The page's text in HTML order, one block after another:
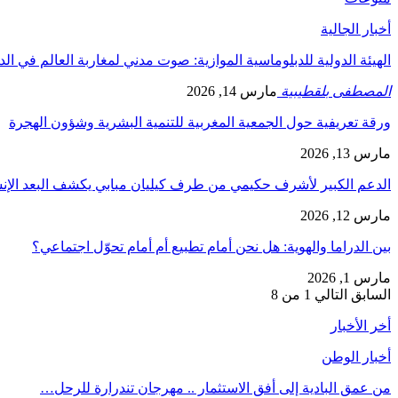
أخبار الجالية
الهيئة الدولية للدبلوماسية الموازية: صوت مدني لمغاربة العالم في
المصطفى بلقطيبية مارس 14, 2026
ورقة تعريفية حول الجمعية المغربية للتنمية البشرية وشؤون الهجرة
مارس 13, 2026
الدعم الكبير لأشرف حكيمي من طرف كيليان مبابي يكشف البعد
مارس 12, 2026
بين الدراما والهوية: هل نحن أمام تطبيع أم أمام تحوّل اجتماعي؟
مارس 1, 2026
السابق التالي 1 من 8
أخر الأخبار
أخبار الوطن
من عمق البادية إلى أفق الاستثمار .. مهرجان تندرارة للرحل…